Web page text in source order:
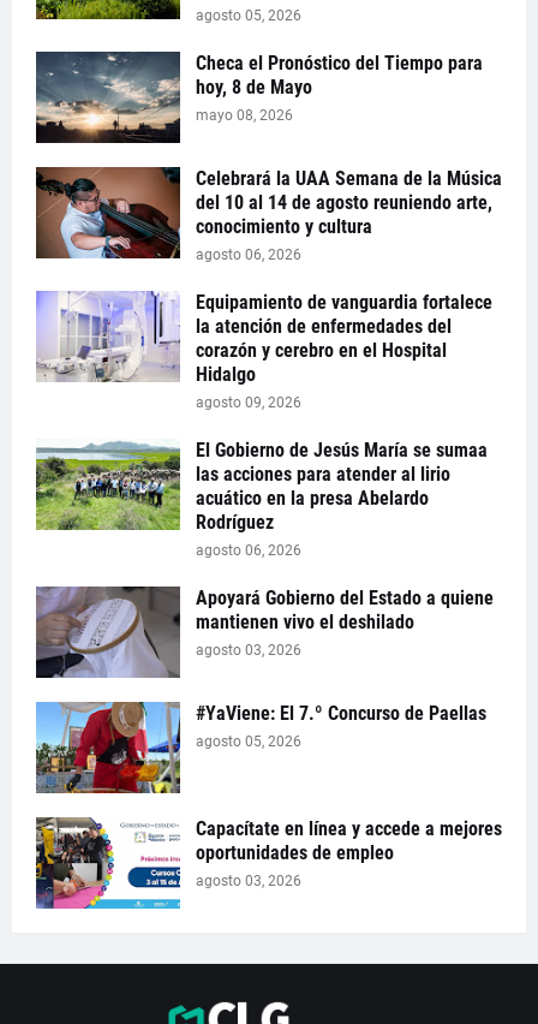
agosto 05, 2026
Checa el Pronóstico del Tiempo para
hoy, 8 de Mayo
mayo 08, 2026
Celebrará la UAA Semana de la Música
del 10 al 14 de agosto reuniendo arte,
conocimiento y cultura
agosto 06, 2026
Equipamiento de vanguardia fortalece
la atención de enfermedades del
corazón y cerebro en el Hospital
Hidalgo
agosto 09, 2026
El Gobierno de Jesús María se sumaa
las acciones para atender al lirio
acuático en la presa Abelardo
Rodríguez
agosto 06, 2026
Apoyará Gobierno del Estado a quiene
mantienen vivo el deshilado
agosto 03, 2026
#YaViene: El 7.º Concurso de Paellas
agosto 05, 2026
Capacítate en línea y accede a mejores
oportunidades de empleo
agosto 03, 2026